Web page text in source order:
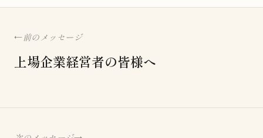
前のメッセージ
上場企業経営者の皆様へ